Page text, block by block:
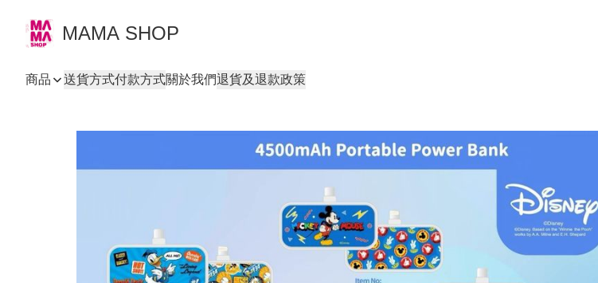
MAMA SHOP
商品 送貨方式付款方式關於我們退貨及退款政策